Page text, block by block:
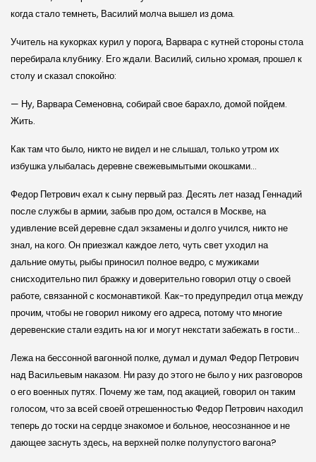
когда стало темнеть, Василий молча вышел из дома.
Учитель на кукорках курил у порога, Варвара с кутней стороны стола
перебирала клубнику. Его ждали. Василий, сильно хромая, прошел к
столу и сказал спокойно:
— Ну, Варвара Семеновна, собирай свое барахло, домой пойдем.
Жить.
Как там что было, никто не видел и не слышал, только утром их
избушка улыбалась деревне свежевымытыми окошками…
Федор Петрович ехал к сыну первый раз. Десять лет назад Геннадий
после службы в армии, забыв про дом, остался в Москве, на
удивление всей деревне сдал экзамены и долго учился, никто не
знал, на кого. Он приезжал каждое лето, чуть свет уходил на
дальние омуты, рыбы приносил полное ведро, с мужиками
снисходительно пил бражку и доверительно говорил отцу о своей
работе, связанной с космонавтикой. Как-то предупредил отца между
прочим, чтобы не говорил никому его адреса, потому что многие
деревенские стали ездить на юг и могут некстати забежать в гости…
Лежа на бессонной вагонной полке, думал и думал Федор Петрович
над Васильевым наказом. Ни разу до этого не было у них разговоров
о его военных путях. Почему же там, под акацией, говорил он таким
голосом, что за всей своей отрешенностью Федор Петрович находил
теперь до тоски на сердце знакомое и больное, неосознанное и не
дающее заснуть здесь, на верхней полке полупустого вагона?